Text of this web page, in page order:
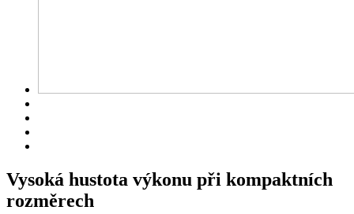
Vysoká hustota výkonu při kompaktních
rozměrech